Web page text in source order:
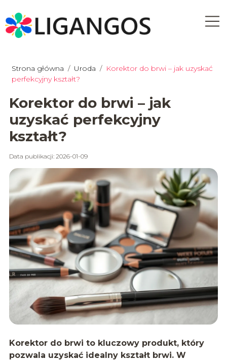
Strona główna / Uroda / Korektor do brwi – jak uzyskać
perfekcyjny kształt?
Korektor do brwi – jak
uzyskać perfekcyjny
kształt?
Data publikacji: 2026-01-09
Korektor do brwi to kluczowy produkt, który
pozwala uzyskać idealny kształt brwi. W